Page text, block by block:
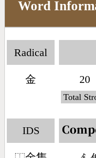
Word
Radical
金 20
Total
IDS